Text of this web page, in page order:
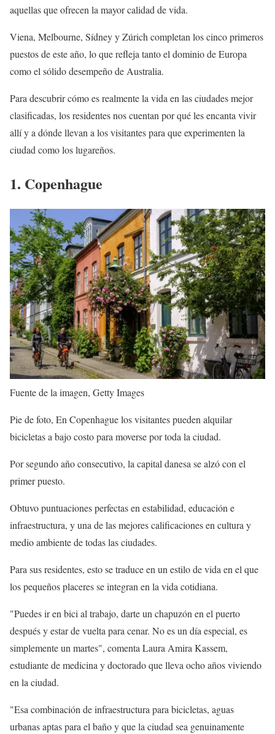
aquellas que ofrecen la mayor calidad de vida.
Viena, Melbourne, Sídney y Zúrich completan los cinco primeros
puestos de este año, lo que refleja tanto el dominio de Europa
como el sólido desempeño de Australia.
Para descubrir cómo es realmente la vida en las ciudades mejor
clasificadas, los residentes nos cuentan por qué les encanta vivir
allí y a dónde llevan a los visitantes para que experimenten la
ciudad como los lugareños.
1. Copenhague
Fuente de la imagen, Getty Images
Pie de foto, En Copenhague los visitantes pueden alquilar
bicicletas a bajo costo para moverse por toda la ciudad.
Por segundo año consecutivo, la capital danesa se alzó con el
primer puesto.
Obtuvo puntuaciones perfectas en estabilidad, educación e
infraestructura, y una de las mejores calificaciones en cultura y
medio ambiente de todas las ciudades.
Para sus residentes, esto se traduce en un estilo de vida en el que
los pequeños placeres se integran en la vida cotidiana.
"Puedes ir en bici al trabajo, darte un chapuzón en el puerto
después y estar de vuelta para cenar. No es un día especial, es
simplemente un martes", comenta Laura Amira Kassem,
estudiante de medicina y doctorado que lleva ocho años viviendo
en la ciudad.
"Esa combinación de infraestructura para bicicletas, aguas
urbanas aptas para el baño y que la ciudad sea genuinamente